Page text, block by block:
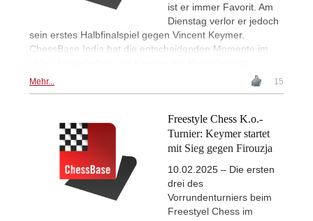
ist er immer Favorit. Am
Dienstag verlor er jedoch
sein erstes Halbfinalspiel gegen Vincent Keymer.
ChessBase India hat die entscheidenden Momente im
Mehr... 15
Freestyle Chess K.o.-
Turnier: Keymer startet
mit Sieg gegen Firouzja
10.02.2025 – Die ersten
drei des
Vorrundenturniers beim
Freestyel Chess im